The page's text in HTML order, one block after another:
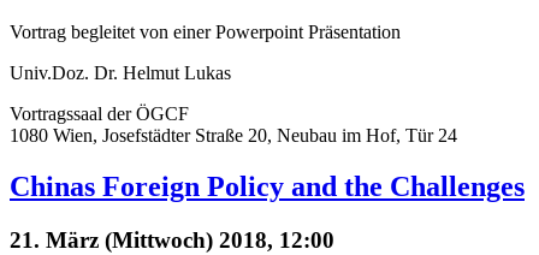
Vortrag begleitet von einer Powerpoint Präsentation
Univ.Doz. Dr. Helmut Lukas
Vortragssaal der ÖGCF
1080 Wien, Josefstädter Straße 20, Neubau im Hof, Tür 24
Chinas Foreign Policy and the Challenges
21. März (Mittwoch) 2018, 12:00